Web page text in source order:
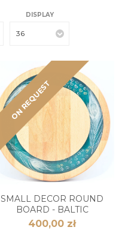
DISPLAY
36
ON REQUEST
SMALL DECOR ROUND
BOARD - BALTIC
400,00 zł